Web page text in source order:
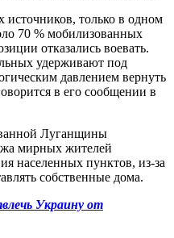
источников, только в одном
70 % мобилизованных
отказались воевать.
удерживают под
давлением вернуть
в его сообщении в
Луганщины
мирных жителей
населенных пунктов, из-за
собственные дома.
Украину от